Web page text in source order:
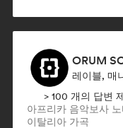
ORUM
레이블, 매
> 100 개의 답변
아프리카 음악보사
이탈리아 가곡